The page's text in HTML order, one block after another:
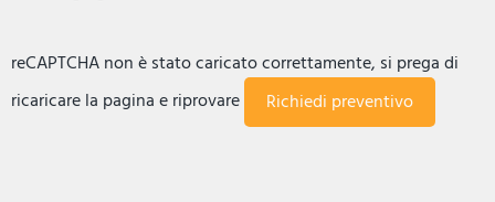
reCAPTCHA non è stato caricato correttamente, si prega di
ricaricare la pagina e riprovare